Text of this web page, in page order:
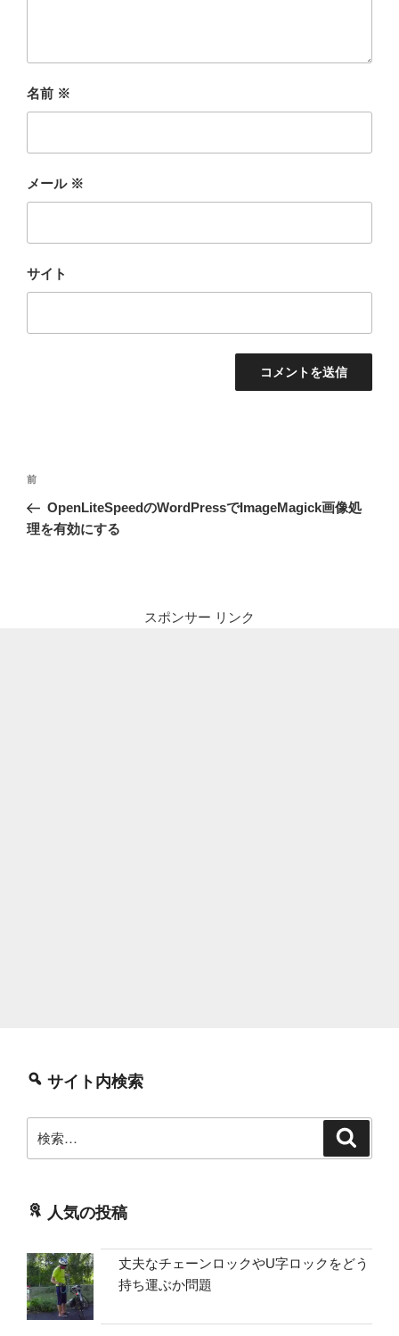
名前 ※
メール ※
サイト
投
ナ
前
の
投
前
OpenLiteSpeedのWordPressでImageMagick画像処
理を有効にする
スポンサー リンク
サイト内検索
索:
人気の投稿
丈夫なチェーンロックやU字ロックをどう
持ち運ぶか問題